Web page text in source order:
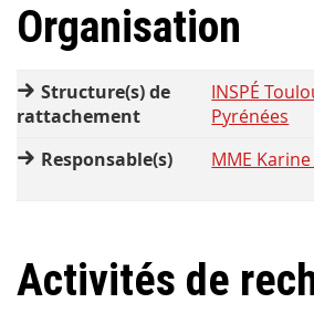
Organisation
Structure(s) de
rattachement
INSPÉ
Pyrénées
Responsable(s)
MME
Activités de